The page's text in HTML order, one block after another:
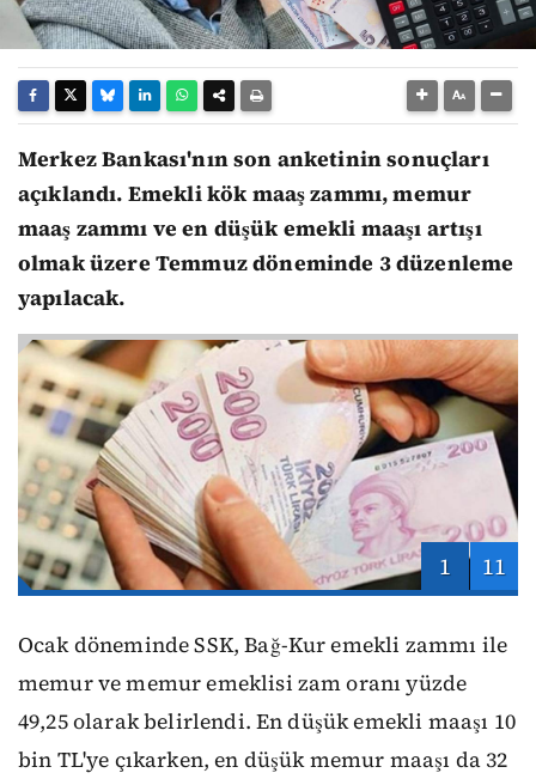
Merkez Bankası'nın son anketinin sonuçları
açıklandı. Emekli kök maaş zammı, memur
maaş zammı ve en düşük emekli maaşı artışı
olmak üzere Temmuz döneminde 3 düzenleme
yapılacak.
1 11
Ocak döneminde SSK, Bağ-Kur emekli zammı ile
memur ve memur emeklisi zam oranı yüzde
49,25 olarak belirlendi. En düşük emekli maaşı 10
bin TL'ye çıkarken, en düşük memur maaşı da 32